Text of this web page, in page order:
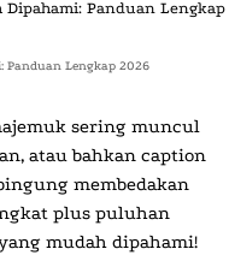
Panduan Lengkap 2026
sering muncul
atau bahkan caption
membedakan
plus puluhan
mudah dipahami!